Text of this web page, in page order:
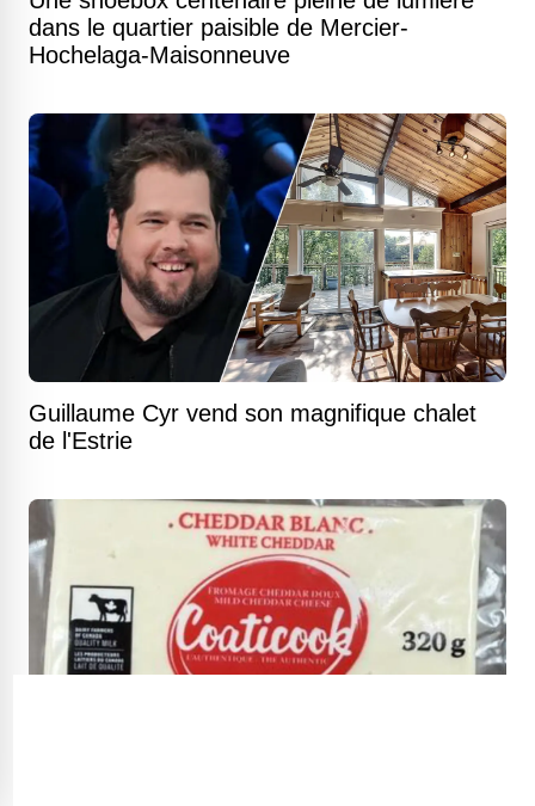
dans le quartier paisible de Mercier-
Hochelaga-Maisonneuve
Guillaume Cyr vend son magnifique chalet
de l'Estrie